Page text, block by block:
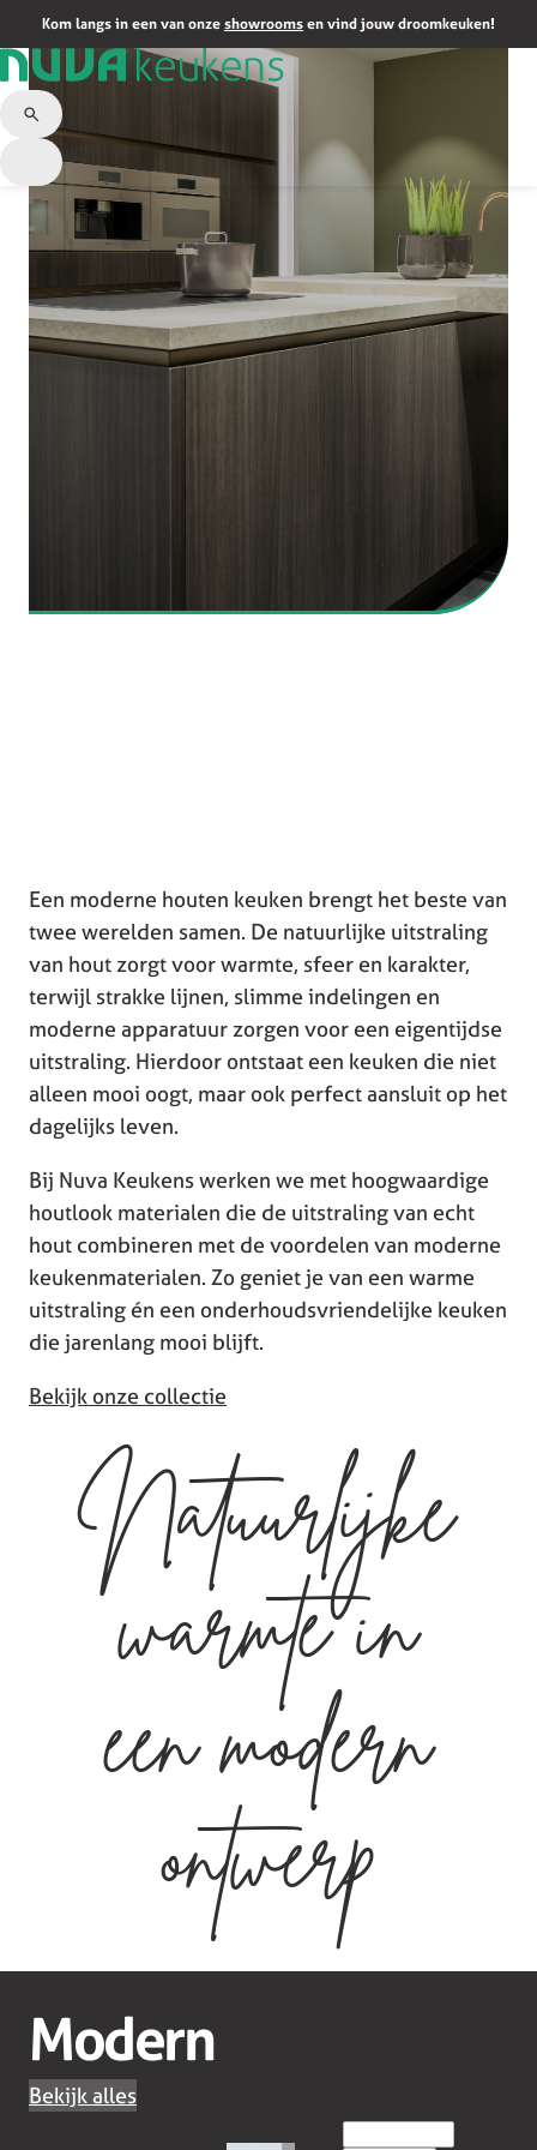
Kom langs in een van onze showrooms en vind jouw droomkeuken!
Een moderne houten keuken brengt het beste van
twee werelden samen. De natuurlijke uitstraling
van hout zorgt voor warmte, sfeer en karakter,
terwijl strakke lijnen, slimme indelingen en
moderne apparatuur zorgen voor een eigentijdse
uitstraling. Hierdoor ontstaat een keuken die niet
alleen mooi oogt, maar ook perfect aansluit op het
dagelijks leven.
Bij Nuva Keukens werken we met hoogwaardige
houtlook materialen die de uitstraling van echt
hout combineren met de voordelen van moderne
keukenmaterialen. Zo geniet je van een warme
uitstraling én een onderhoudsvriendelijke keuken
die jarenlang mooi blijft.
Bekijk onze collectie
Natuurlijke
warmte in
een modern
ontwerp
Modern
Bekijk alles